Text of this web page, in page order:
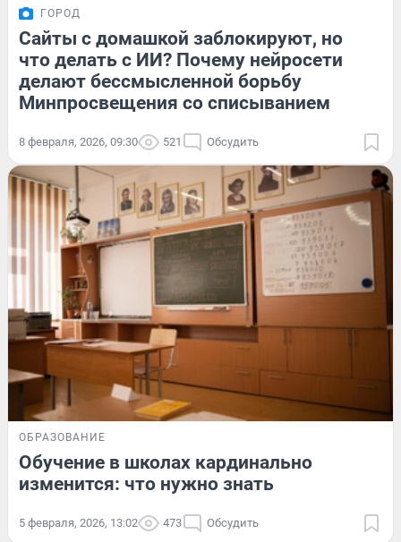
ГОРОД
Сайты с домашкой заблокируют, но
что делать с ИИ? Почему нейросети
делают бессмысленной борьбу
Минпросвещения со списыванием
8 февраля, 2026, 09:30 521 Обсудить
ОБРАЗОВАНИЕ
Обучение в школах кардинально
изменится: что нужно знать
5 февраля, 2026, 13:02 473 Обсудить